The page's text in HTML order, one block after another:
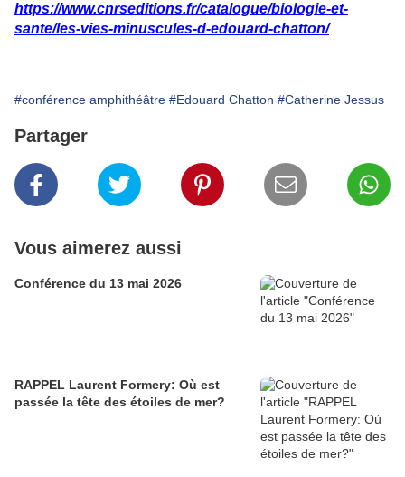
https://www.cnrseditions.fr/catalogue/biologie-et-
sante/les-vies-minuscules-d-edouard-chatton/
#conférence amphithéâtre #Edouard Chatton #Catherine Jessus
Partager
Vous aimerez aussi
Conférence du 13 mai 2026
RAPPEL Laurent Formery: Où est
passée la tête des étoiles de mer?